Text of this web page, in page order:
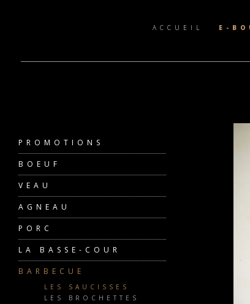
ACCUEIL E-
PROMOTIONS
BOEUF
VEAU
AGNEAU
PORC
LA BASSE-COUR
BARBECUE
LES SAUCISSES
LES BROCHETTES